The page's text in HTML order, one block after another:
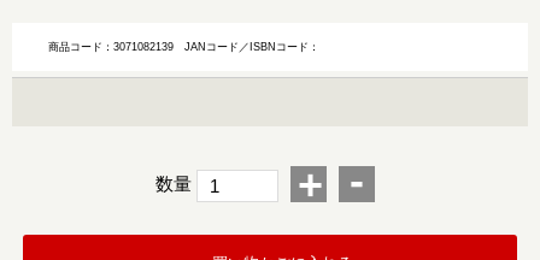
商品コード：3071082139JANコード／ISBNコード：
数量 + -